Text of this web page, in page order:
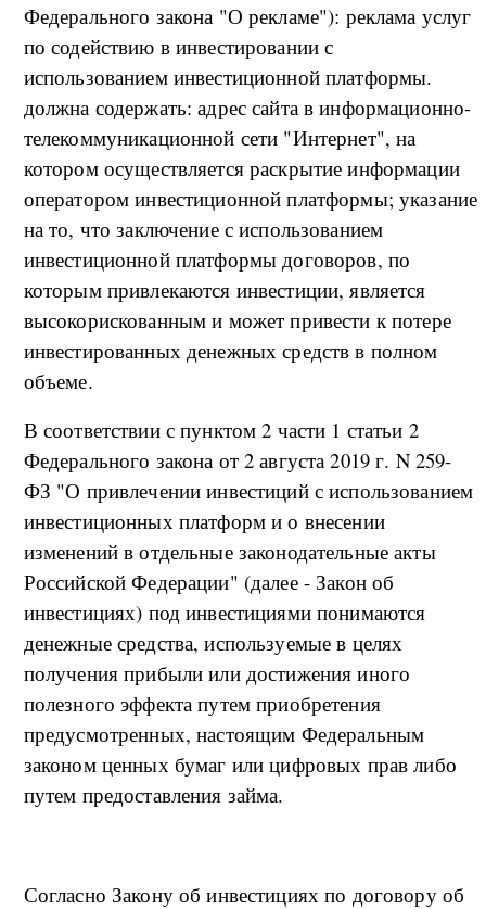
Федерального закона "О рекламе"): реклама услуг
по содействию в инвестировании с
использованием инвестиционной платформы.
должна содержать: адрес сайта в информационно-
телекоммуникационной сети "Интернет", на
котором осуществляется раскрытие информации
оператором инвестиционной платформы; указание
на то, что заключение с использованием
инвестиционной платформы договоров, по
которым привлекаются инвестиции, является
высокорискованным и может привести к потере
инвестированных денежных средств в полном
объеме.
В соответствии с пунктом 2 части 1 статьи 2
Федерального закона от 2 августа 2019 г. N 259-
ФЗ "О привлечении инвестиций с использованием
инвестиционных платформ и о внесении
изменений в отдельные законодательные акты
Российской Федерации" (далее - Закон об
инвестициях) под инвестициями понимаются
денежные средства, используемые в целях
получения прибыли или достижения иного
полезного эффекта путем приобретения
предусмотренных, настоящим Федеральным
законом ценных бумаг или цифровых прав либо
путем предоставления займа.
Согласно Закону об инвестициях по договору об